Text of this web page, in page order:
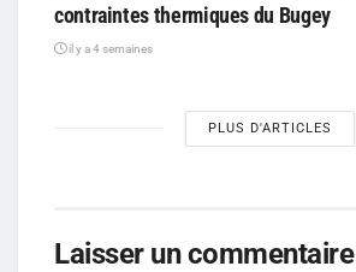
contraintes thermiques du Bugey
il y a 4 semaines
PLUS D'ARTICLES
Laisser un commentaire